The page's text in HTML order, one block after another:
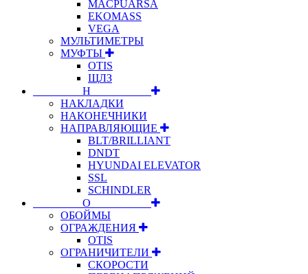
MACPUARSA
EKOMASS
VEGA
МУЛЬТИМЕТРЫ
МУФТЫ
OTIS
ЩЛЗ
⠀⠀⠀⠀⠀⠀Н⠀⠀⠀⠀⠀⠀⠀
НАКЛАДКИ
НАКОНЕЧНИКИ
НАПРАВЛЯЮЩИЕ
BLT/BRILLIANT
DNDT
HYUNDAI ELEVATOR
SSL
SCHINDLER
⠀⠀⠀⠀⠀⠀О⠀⠀⠀⠀⠀⠀⠀
ОБОЙМЫ
ОГРАЖДЕНИЯ
OTIS
ОГРАНИЧИТЕЛИ
СКОРОСТИ